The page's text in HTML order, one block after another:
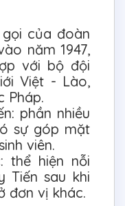
của đoàn
năm 1947,
với bộ đội
Việt - Lào,
Pháp.
phần nhiều
sự góp mặt
viên.
thể hiện nỗi
Tiến sau khi
đơn vị khác.